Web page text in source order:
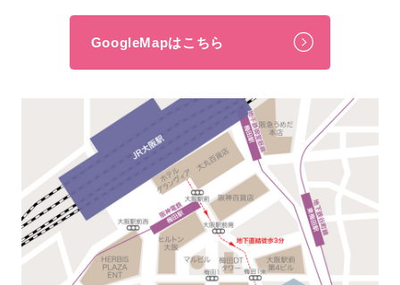
GoogleMapはこちら